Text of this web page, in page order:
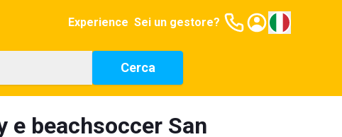
Experience Sei un gestore?
Cerca
e beachsoccer San